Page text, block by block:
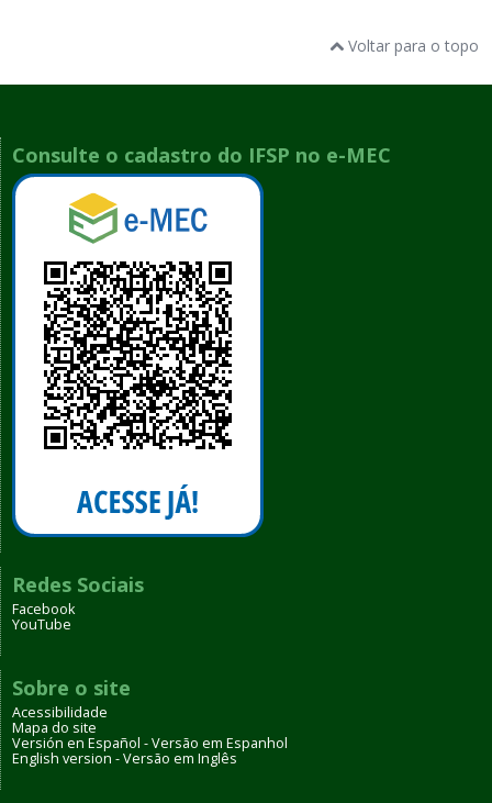
Voltar para o topo
Consulte o cadastro do IFSP no e-MEC
Redes Sociais
Facebook
YouTube
Sobre o site
Acessibilidade
Mapa do site
Versión en Español - Versão em Espanhol
English version - Versão em Inglês